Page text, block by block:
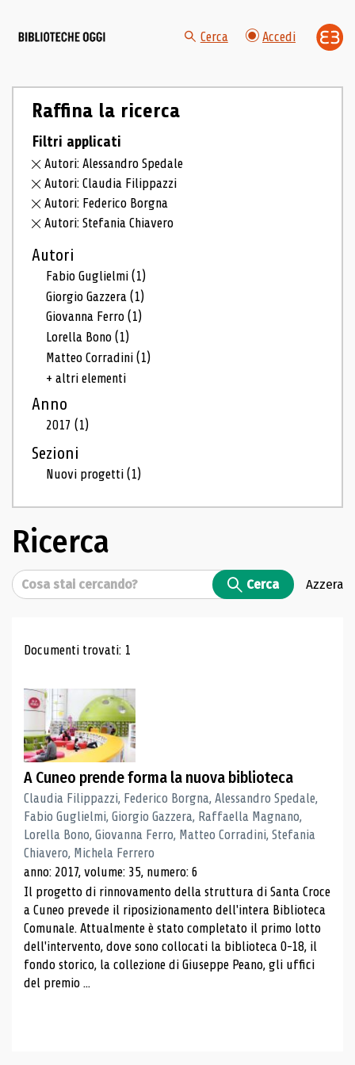
Cerca Accedi
Raffina la ricerca
Filtri applicati
Autori: Alessandro Spedale
Autori: Claudia Filippazzi
Autori: Federico Borgna
Autori: Stefania Chiavero
Autori
Fabio Guglielmi(1)
Giorgio Gazzera(1)
Giovanna Ferro(1)
Lorella Bono(1)
Matteo Corradini(1)
+ altri elementi
Anno
2017(1)
Sezioni
Nuovi progetti(1)
Ricerca
Cerca Cerca Azzera
Risultati di ricerca
Documenti trovati: 1
A Cuneo prende forma la nuova biblioteca
Claudia Filippazzi, Federico Borgna, Alessandro Spedale,
Fabio Guglielmi, Giorgio Gazzera, Raffaella Magnano,
Lorella Bono, Giovanna Ferro, Matteo Corradini, Stefania
Chiavero, Michela Ferrero
anno: 2017, volume: 35, numero: 6
Il progetto di rinnovamento della struttura di Santa Croce
a Cuneo prevede il riposizionamento dell'intera Biblioteca
Comunale. Attualmente è stato completato il primo lotto
dell'intervento, dove sono collocati la biblioteca 0-18, il
fondo storico, la collezione di Giuseppe Peano, gli uffici
del premio ...